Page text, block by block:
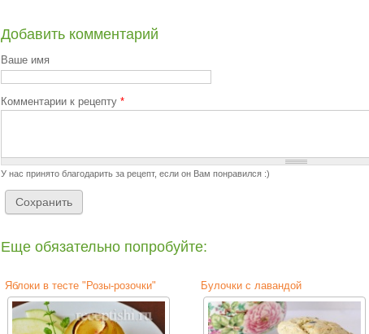
Добавить комментарий
Ваше имя
Комментарии к рецепту*
У нас принято благодарить за рецепт, если он Вам понравился :)
Еще обязательно попробуйте:
Яблоки в тесте "Розы-розочки" Булочки с лавандой